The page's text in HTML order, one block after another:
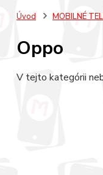
Úvod MOBILNÉ
Oppo
V tejto kategórii